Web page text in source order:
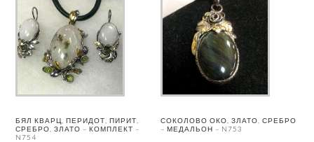
БЯЛ КВАРЦ, ПЕРИДОТ, ПИРИТ,
СРЕБРО, ЗЛАТО – КОМПЛЕКТ –
N754
СОКОЛОВО ОКО, ЗЛАТО, СРЕБРО
– МЕДАЛЬОН – N753